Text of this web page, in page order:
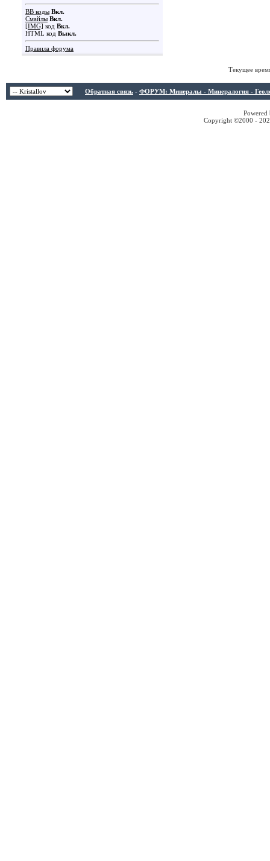
BB коды Вкл.
Смайлы Вкл.
[IMG] код Вкл.
HTML код Выкл.
Правила форума
Текущее
Обратная связь - ФОРУМ: Минералы - Минералогия -
Copyright ©2000 -